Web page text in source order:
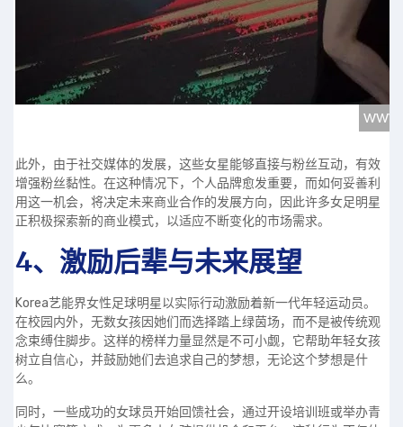
此外，由于社交媒体的发展，这些女星能够直接与粉丝互动，有效
增强粉丝黏性。在这种情况下，个人品牌愈发重要，而如何妥善利
用这一机会，将决定未来商业合作的发展方向，因此许多女足明星
正积极探索新的商业模式，以适应不断变化的市场需求。
4、激励后辈与未来展望
Korea艺能界女性足球明星以实际行动激励着新一代年轻运动员。
在校园内外，无数女孩因她们而选择踏上绿茵场，而不是被传统观
念束缚住脚步。这样的榜样力量显然是不可小觑，它帮助年轻女孩
树立自信心，并鼓励她们去追求自己的梦想，无论这个梦想是什
么。
同时，一些成功的女球员开始回馈社会，通过开设培训班或举办青